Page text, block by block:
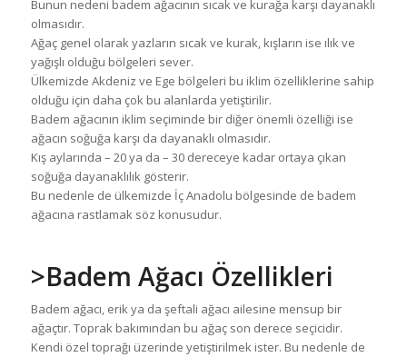
Bunun nedeni badem ağacının sıcak ve kurağa karşı dayanaklı
olmasıdır.
Ağaç genel olarak yazların sıcak ve kurak, kışların ise ılık ve
yağışlı olduğu bölgeleri sever.
Ülkemizde Akdeniz ve Ege bölgeleri bu iklim özelliklerine sahip
olduğu için daha çok bu alanlarda yetiştirilir.
Badem ağacının iklim seçiminde bir diğer önemli özelliği ise
ağacın soğuğa karşı da dayanaklı olmasıdır.
Kış aylarında – 20 ya da – 30 dereceye kadar ortaya çıkan
soğuğa dayanaklılık gösterir.
Bu nedenle de ülkemizde İç Anadolu bölgesinde de badem
ağacına rastlamak söz konusudur.
>Badem Ağacı Özellikleri
Badem ağacı, erik ya da şeftali ağacı ailesine mensup bir
ağaçtır. Toprak bakımından bu ağaç son derece seçicidir.
Kendi özel toprağı üzerinde yetiştirilmek ister. Bu nedenle de